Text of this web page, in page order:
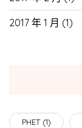
2017 年 1 月 (1)
PHET(1)